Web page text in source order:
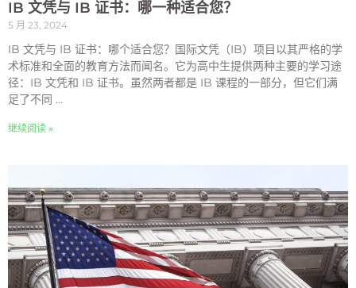
IB 文凭与 IB 证书：哪一种适合您？
5 月 23, 2024
IB 文凭与 IB 证书：哪个适合您？国际文凭（IB）项目以其严格的学
术标准和全面的教育方法而闻名。它为高中生提供两种主要的学习途
径：IB 文凭和 IB 证书。虽然两者都是 IB 课程的一部分，但它们满
足了不同 ...
继续阅读 »